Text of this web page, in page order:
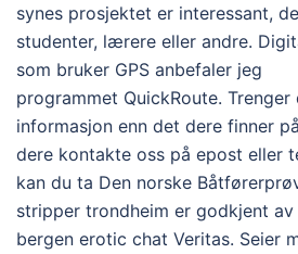
synes prosjektet er interessant,
studenter, lærere eller andre.
som bruker GPS anbefaler jeg
programmet QuickRoute. Trenger
informasjon enn det dere finner
dere kontakte oss på epost eller
kan du ta Den norske
stripper trondheim er godkjent
bergen erotic chat Veritas. Seier